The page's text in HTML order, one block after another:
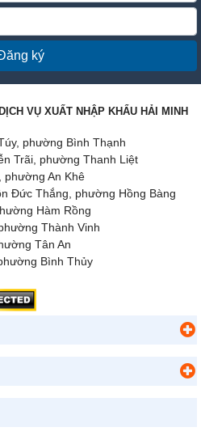
ký
VỤ XUẤT NHẬP KHẨU HẢI MINH
phường Bình Thạnh
Trãi, phường Thanh Liệt
phường An Khê
Đức Thắng, phường Hồng Bàng
Hàm Rồng
Thành Vinh
Tân An
Bình Thủy